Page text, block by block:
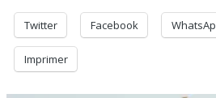
Twitter Facebook
Imprimer